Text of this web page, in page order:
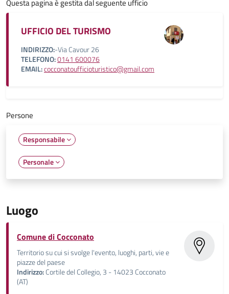
Questa pagina è gestita dal seguente ufficio
UFFICIO DEL TURISMO
INDIRIZZO:-Via Cavour 26
TELEFONO:0141 600076
EMAIL:cocconatoufficioturistico@gmail.com
Persone
Responsabile
Personale
Luogo
Comune di Cocconato
Territorio su cui si svolge l'evento, luoghi, parti, vie e
piazze del paese
Indirizzo:Cortile del Collegio, 3 - 14023 Cocconato
(AT)